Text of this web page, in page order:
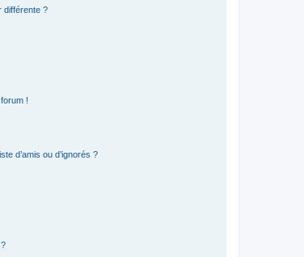
différente ?
!
d’amis ou d’ignorés ?